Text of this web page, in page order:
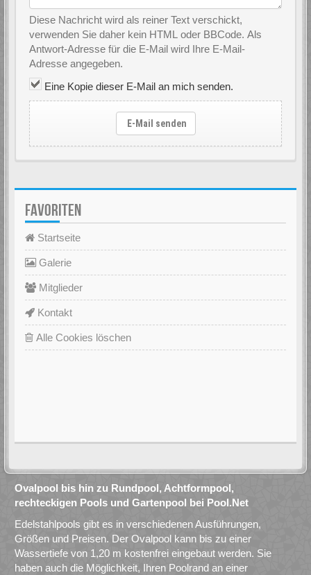
Diese Nachricht wird als reiner Text verschickt,
verwenden Sie daher kein HTML oder BBCode. Als
Antwort-Adresse für die E-Mail wird Ihre E-Mail-
Adresse angegeben.
Eine Kopie dieser E-Mail an mich senden.
E-Mail senden
FAVORITEN
Startseite
Galerie
Mitglieder
Kontakt
Alle Cookies löschen
Ovalpool bis hin zu Rundpool, Achtformpool,
rechteckigen Pools und Gartenpool bei Pool.Net
Edelstahlpools gibt es in verschiedenen Ausführungen,
Größen und Preisen. Der Ovalpool kann bis zu einer
Wassertiefe von 1,20 m kostenfrei eingebaut werden. Sie
haben auch die Möglichkeit, Ihren Poolrand an einer